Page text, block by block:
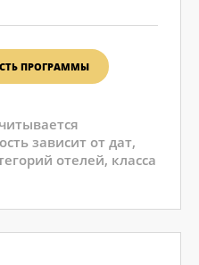
ПРОГРАММЫ
зависит от дат,
отелей, класса